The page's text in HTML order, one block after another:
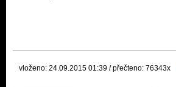
vloženo: 24.09.2015 01:39 / přečteno: 76343x